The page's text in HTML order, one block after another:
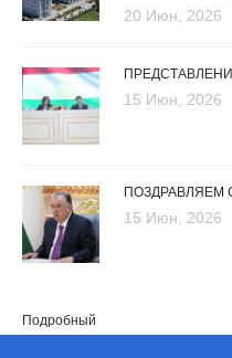
20 Июн, 2026
15 Июн, 2026
15 Июн, 2026
Подробный